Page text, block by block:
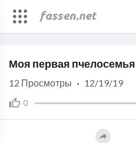
Download File: https://www.youtube.com/
Моя первая
0
12 Просмотры · 12/19/19